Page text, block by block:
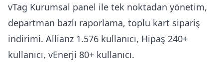
vTag Kurumsal panel ile tek noktadan yönetim,
departman bazlı raporlama, toplu kart sipariş
indirimi. Allianz 1.576 kullanıcı, Hipaş 240+
kullanıcı, vEnerji 80+ kullanıcı.